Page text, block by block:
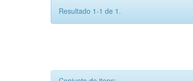
Resultado 1-1 de 1.